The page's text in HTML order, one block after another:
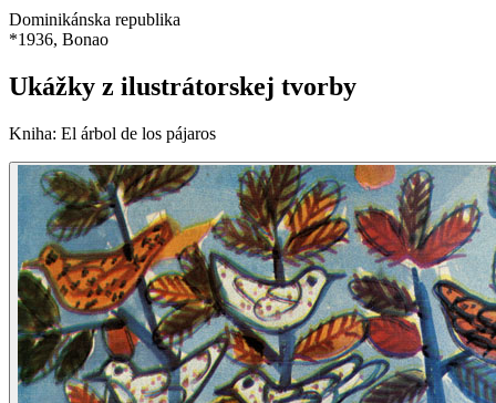
Dominikánska republika
*1936, Bonao
Ukážky z ilustrátorskej tvorby
Kniha: El árbol de los pájaros